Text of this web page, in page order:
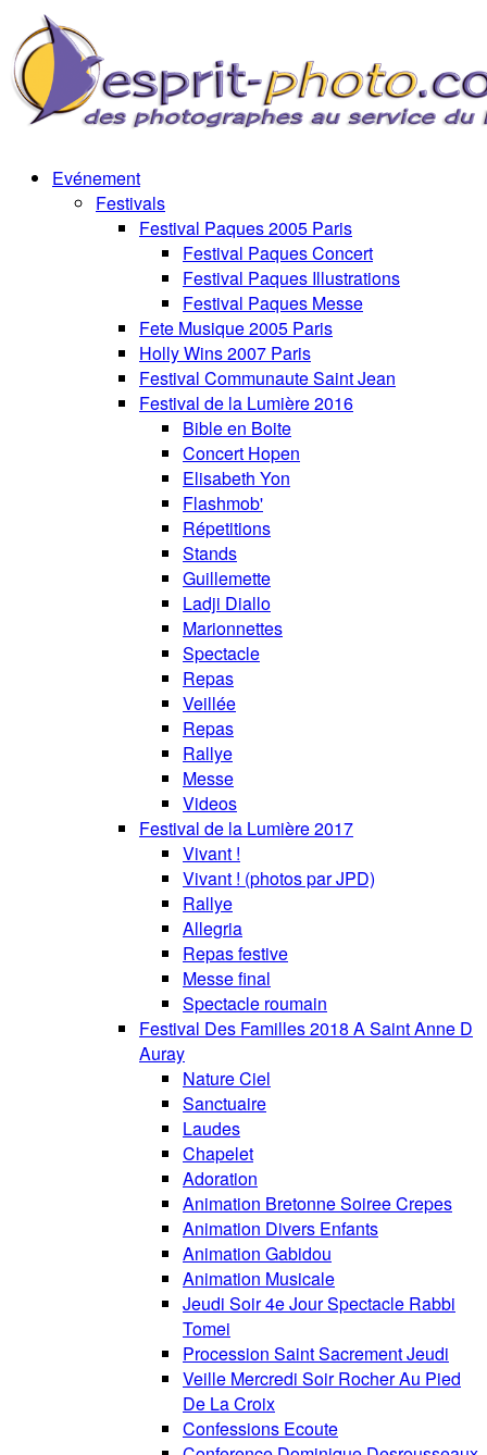
Evénement
Festivals
Festival Paques 2005 Paris
Festival Paques Concert
Festival Paques Illustrations
Festival Paques Messe
Fete Musique 2005 Paris
Holly Wins 2007 Paris
Festival Communaute Saint Jean
Festival de la Lumière 2016
Bible en Boite
Concert Hopen
Elisabeth Yon
Flashmob'
Répetitions
Stands
Guillemette
Ladji Diallo
Marionnettes
Spectacle
Repas
Veillée
Repas
Rallye
Messe
Videos
Festival de la Lumière 2017
Vivant !
Vivant ! (photos par JPD)
Rallye
Allegria
Repas festive
Messe final
Spectacle roumain
Festival Des Familles 2018 A Saint Anne D
Auray
Nature Ciel
Sanctuaire
Laudes
Chapelet
Adoration
Animation Bretonne Soiree Crepes
Animation Divers Enfants
Animation Gabidou
Animation Musicale
Jeudi Soir 4e Jour Spectacle Rabbi
Tomei
Procession Saint Sacrement Jeudi
Veille Mercredi Soir Rocher Au Pied
De La Croix
Confessions Ecoute